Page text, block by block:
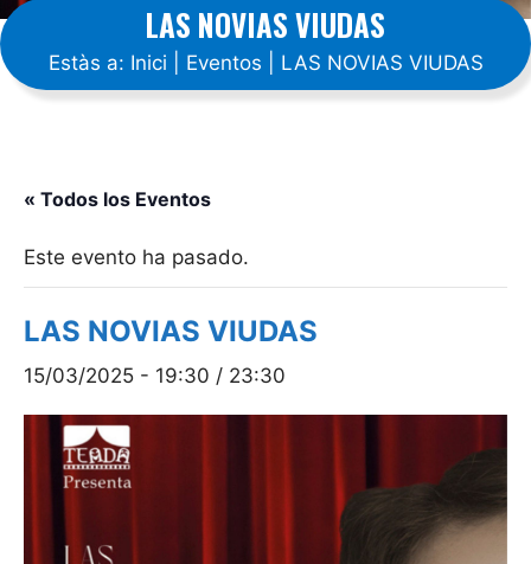
LAS NOVIAS VIUDAS
Estàs a: Inici Eventos LAS NOVIAS VIUDAS
« Todos los Eventos
Este evento ha pasado.
LAS NOVIAS VIUDAS
15/03/2025 - 19:30 / 23:30